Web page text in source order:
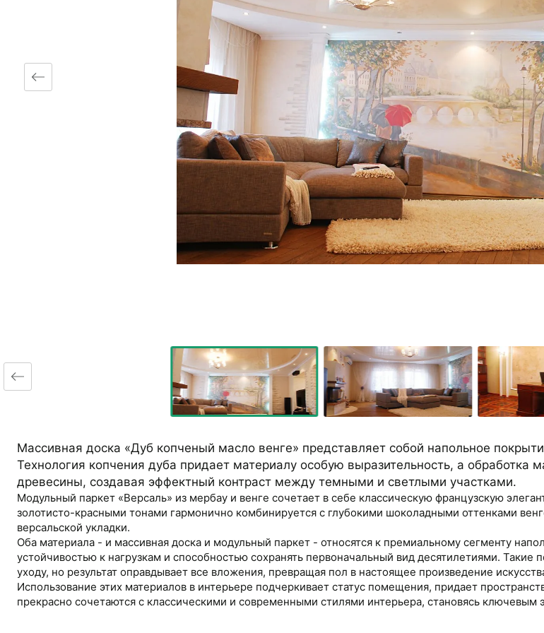
Массивная доска «Дуб копченый масло венге» представляет собой напольное
Технология копчения дуба придает материалу особую выразительность, а
древесины, создавая эффектный контраст между темными и светлыми участками.
Модульный паркет «Версаль» из мербау и венге сочетает в себе классическую французскую
золотисто-красными тонами гармонично комбинируется с глубокими шоколадными оттенками
версальской укладки.
Оба материала - и массивная доска и модульный паркет - относятся к премиальному сегменту
устойчивостью к нагрузкам и способностью сохранять первоначальный вид десятилетиями.
уходу, но результат оправдывает все вложения, превращая пол в настоящее произведение
Использование этих материалов в интерьере подчеркивает статус помещения, придает
прекрасно сочетаются с классическими и современными стилями интерьера, становясь ключевым